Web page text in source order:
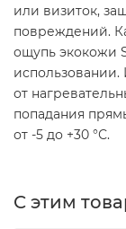
или визиток,
повреждений.
ощупь экокожи
использовании.
от
попадания
от -5 до +30 °С.
С этим